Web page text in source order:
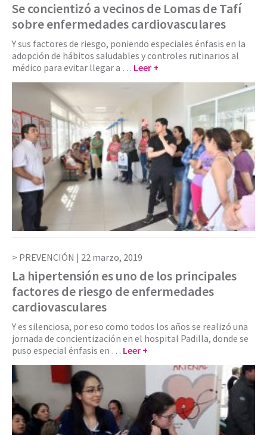
Se concientizó a vecinos de Lomas de Tafí
sobre enfermedades cardiovasculares
Y sus factores de riesgo, poniendo especiales énfasis en la
adopción de hábitos saludables y controles rutinarios al
médico para evitar llegar a … Leer +
PREVENCIÓN | 22 marzo, 2019
La hipertensión es uno de los principales
factores de riesgo de enfermedades
cardiovasculares
Y es silenciosa, por eso como todos los años se realizó una
jornada de concientización en el hospital Padilla, donde se
puso especial énfasis en … Leer +